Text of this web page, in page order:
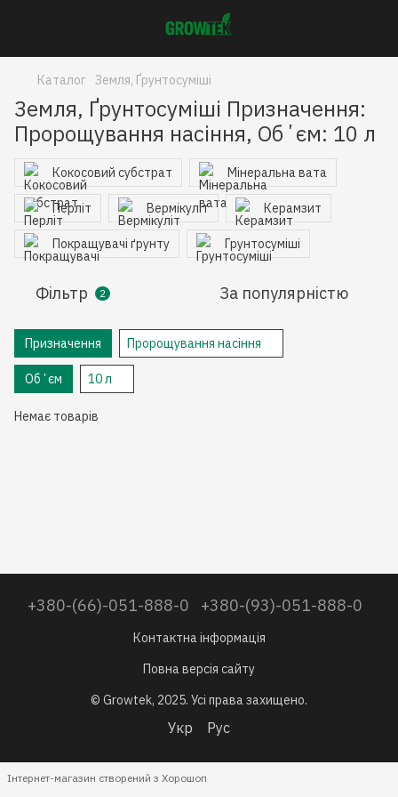
Каталог Земля, Ґрунтосуміші
Земля, Ґрунтосуміші Призначення:
Пророщування насіння, Обʼєм: 10 л
Кокосовий субстрат Мінеральна вата
Перліт Вермікуліт Керамзит
Покращувачі ґрунту Грунтосуміші
Фільтр 2 За популярністю
Призначення Пророщування насіння
Обʼєм 10 л
Немає товарів
+380-(66)-051-888-0 +380-(93)-051-888-0
Контактна інформація
Повна версія сайту
© Growtek, 2025. Усі права захищено.
Укр Рус
Інтернет-магазин створений з Хорошоп